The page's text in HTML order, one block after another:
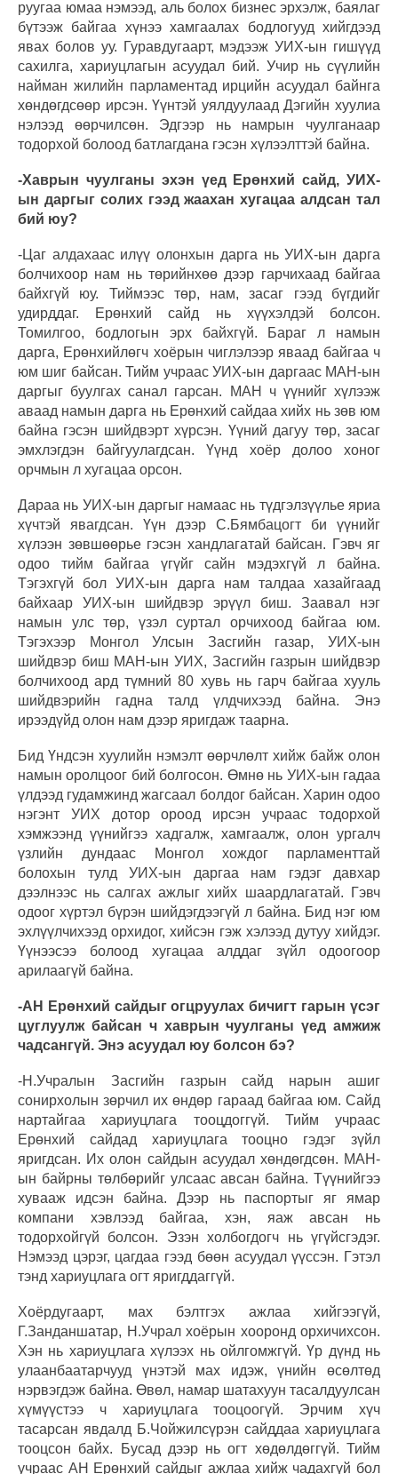
руугаа юмаа нэмээд, аль болох бизнес эрхэлж, баялаг
бүтээж байгаа хүнээ хамгаалах бодлогууд хийгдээд
явах болов уу. Гуравдугаарт, мэдээж УИХ-ын гишүүд
сахилга, хариуцлагын асуудал бий. Учир нь сүүлийн
найман жилийн парламентад ирцийн асуудал байнга
хөндөгдсөөр ирсэн. Үүнтэй уялдуулаад Дэгийн хуулиа
нэлээд өөрчилсөн. Эдгээр нь намрын чуулганаар
тодорхой болоод батлагдана гэсэн хүлээлттэй байна.
-Хаврын чуулганы эхэн үед Ерөнхий сайд, УИХ-
ын даргыг солих гээд жаахан хугацаа алдсан тал
бий юу?
-Цаг алдахаас илүү олонхын дарга нь УИХ-ын дарга
болчихоор нам нь төрийнхөө дээр гарчихаад байгаа
байхгүй юу. Тиймээс төр, нам, засаг гээд бүгдийг
удирддаг. Ерөнхий сайд нь хүүхэлдэй болсон.
Томилгоо, бодлогын эрх байхгүй. Бараг л намын
дарга, Ерөнхийлөгч хоёрын чиглэлээр яваад байгаа ч
юм шиг байсан. Тийм учраас УИХ-ын даргаас МАН-ын
даргыг буулгах санал гарсан. МАН ч үүнийг хүлээж
аваад намын дарга нь Ерөнхий сайдаа хийх нь зөв юм
байна гэсэн шийдвэрт хүрсэн. Үүний дагуу төр, засаг
эмхлэгдэн байгуулагдсан. Үүнд хоёр долоо хоног
орчмын л хугацаа орсон.
Дараа нь УИХ-ын даргыг намаас нь түдгэлзүүлье яриа
хүчтэй явагдсан. Үүн дээр С.Бямбацогт би үүнийг
хүлээн зөвшөөрье гэсэн хандлагатай байсан. Гэвч яг
одоо тийм байгаа үгүйг сайн мэдэхгүй л байна.
Тэгэхгүй бол УИХ-ын дарга нам талдаа хазайгаад
байхаар УИХ-ын шийдвэр эрүүл биш. Заавал нэг
намын улс төр, үзэл суртал орчихоод байгаа юм.
Тэгэхээр Монгол Улсын Засгийн газар, УИХ-ын
шийдвэр биш МАН-ын УИХ, Засгийн газрын шийдвэр
болчихоод ард түмний 80 хувь нь гарч байгаа хууль
шийдвэрийн гадна талд үлдчихээд байна. Энэ
ирээдүйд олон нам дээр яригдаж таарна.
Бид Үндсэн хуулийн нэмэлт өөрчлөлт хийж байж олон
намын оролцоог бий болгосон. Өмнө нь УИХ-ын гадаа
үлдээд гудамжинд жагсаал болдог байсан. Харин одоо
нэгэнт УИХ дотор ороод ирсэн учраас тодорхой
хэмжээнд үүнийгээ хадгалж, хамгаалж, олон ургалч
үзлийн дундаас Монгол хождог парламенттай
болохын тулд УИХ-ын даргаа нам гэдэг давхар
дээлнээс нь салгах ажлыг хийх шаардлагатай. Гэвч
одоог хүртэл бүрэн шийдэгдээгүй л байна. Бид нэг юм
эхлүүлчихээд орхидог, хийсэн гэж хэлээд дутуу хийдэг.
Үүнээсээ болоод хугацаа алддаг зүйл одоогоор
арилаагүй байна.
-АН Ерөнхий сайдыг огцруулах бичигт гарын үсэг
цуглуулж байсан ч хаврын чуулганы үед амжиж
чадсангүй. Энэ асуудал юу болсон бэ?
-Н.Учралын Засгийн газрын сайд нарын ашиг
сонирхолын зөрчил их өндөр гараад байгаа юм. Сайд
нартайгаа хариуцлага тооцдоггүй. Тийм учраас
Ерөнхий сайдад хариуцлага тооцно гэдэг зүйл
яригдсан. Их олон сайдын асуудал хөндөгдсөн. МАН-
ын байрны төлбөрийг улсаас авсан байна. Түүнийгээ
хувааж идсэн байна. Дээр нь паспортыг яг ямар
компани хэвлээд байгаа, хэн, яаж авсан нь
тодорхойгүй болсон. Эзэн холбогдогч нь үгүйсгэдэг.
Нэмээд цэрэг, цагдаа гээд бөөн асуудал үүссэн. Гэтэл
тэнд хариуцлага огт яригддаггүй.
Хоёрдугаарт, мах бэлтгэх ажлаа хийгээгүй,
Г.Занданшатар, Н.Учрал хоёрын хооронд орхичихсон.
Хэн нь хариуцлага хүлээх нь ойлгомжгүй. Үр дүнд нь
улаанбаатарчууд үнэтэй мах идэж, үнийн өсөлтөд
нэрвэгдэж байна. Өвөл, намар шатахуун тасалдуулсан
хүмүүстээ ч хариуцлага тооцоогүй. Эрчим хүч
тасарсан явдалд Б.Чойжилсүрэн сайддаа хариуцлага
тооцсон байх. Бусад дээр нь огт хөдөлдөггүй. Тийм
учраас АН Ерөнхий сайдыг ажлаа хийж чадахгүй бол